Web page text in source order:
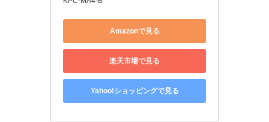
Amazonで見る
楽天市場で見る
Yahoo!ショッピングで見る